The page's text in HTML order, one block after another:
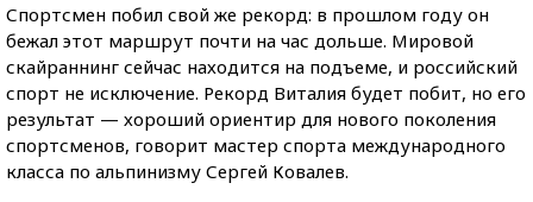
Спортсмен побил свой же рекорд: в прошлом году он
бежал этот маршрут почти на час дольше. Мировой
скайраннинг сейчас находится на подъеме, и российский
спорт не исключение. Рекорд Виталия будет побит, но его
результат — хороший ориентир для нового поколения
спортсменов, говорит мастер спорта международного
класса по альпинизму Сергей Ковалев.